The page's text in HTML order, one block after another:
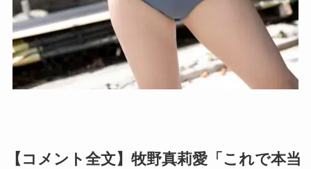
【コメント全文】牧野真莉愛「これで本当